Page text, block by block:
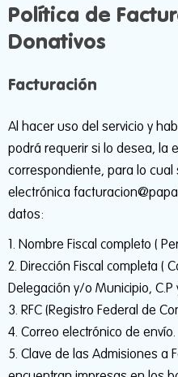
Política de
Donativos
Facturación
Al hacer uso del servicio y
podrá requerir si lo desea, la
correspondiente, para lo cual
electrónica
datos:
Nombre Fiscal completo (
Dirección Fiscal completa (
Delegación y/o Municipio, C.P
RFC (Registro Federal de
Correo electrónico de envío.
Clave de las Admisiones a